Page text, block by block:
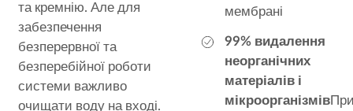
та кремнію. Але для
забезпечення
безперервної та
безперебійної роботи
системи важливо
очищати воду на вході.
мембрані
99% видалення
неорганічних
матеріалів і
мікроорганізмів